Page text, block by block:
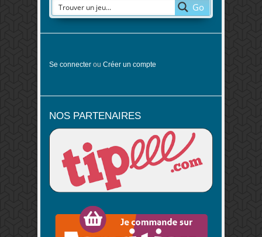
Go
Se connecter ou Créer un compte
NOS PARTENAIRES